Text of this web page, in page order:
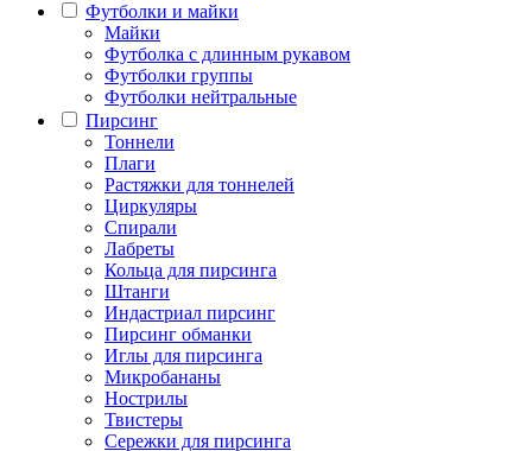
Футболки и майки
Майки
Футболка с длинным рукавом
Футболки группы
Футболки нейтральные
Пирсинг
Тоннели
Плаги
Растяжки для тоннелей
Циркуляры
Спирали
Лабреты
Кольца для пирсинга
Штанги
Индастриал пирсинг
Пирсинг обманки
Иглы для пирсинга
Микробананы
Нострилы
Твистеры
Сережки для пирсинга